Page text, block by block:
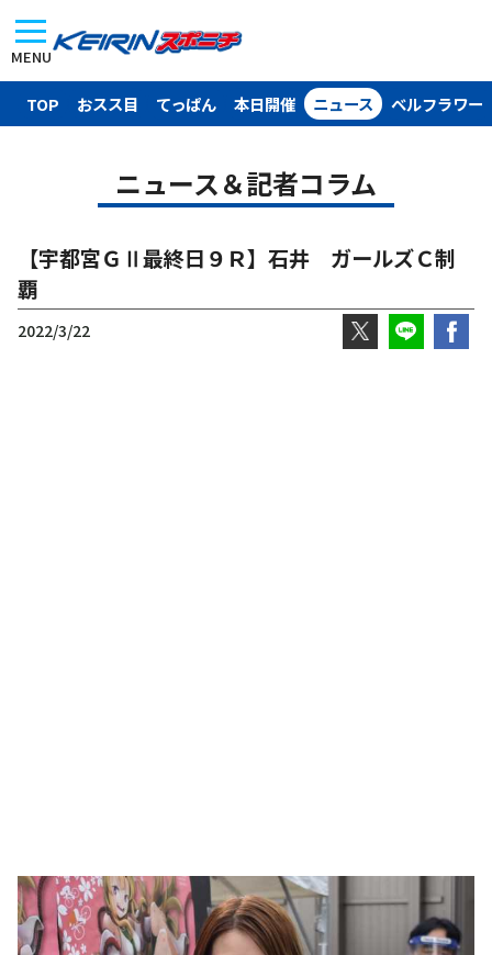
MENU
TOP おスス目 てっぱん 本日開催 ニュース ベルフラワー
ニュース＆記者コラム
【宇都宮ＧⅡ最終日９Ｒ】石井 ガールズＣ制
覇
2022/3/22